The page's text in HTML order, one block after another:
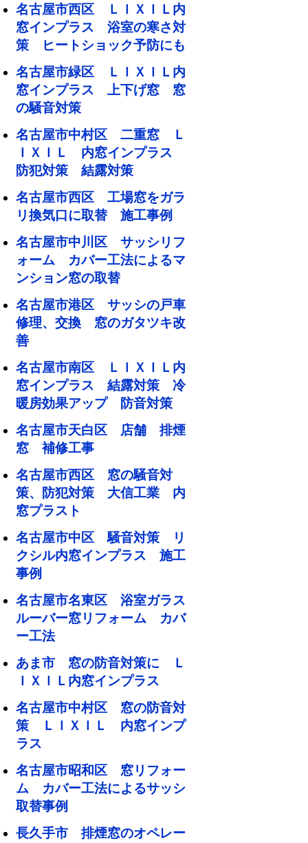
名古屋市西区 ＬＩＸＩＬ内
窓インプラス 浴室の寒さ対
策 ヒートショック予防にも
名古屋市緑区 ＬＩＸＩＬ内
窓インプラス 上下げ窓 窓
の騒音対策
名古屋市中村区 二重窓 Ｌ
ＩＸＩＬ 内窓インプラス
防犯対策 結露対策
名古屋市西区 工場窓をガラ
リ換気口に取替 施工事例
名古屋市中川区 サッシリフ
ォーム カバー工法によるマ
ンション窓の取替
名古屋市港区 サッシの戸車
修理、交換 窓のガタツキ改
善
名古屋市南区 ＬＩＸＩＬ内
窓インプラス 結露対策 冷
暖房効果アップ 防音対策
名古屋市天白区 店舗 排煙
窓 補修工事
名古屋市西区 窓の騒音対
策、防犯対策 大信工業 内
窓プラスト
名古屋市中区 騒音対策 リ
クシル内窓インプラス 施工
事例
名古屋市名東区 浴室ガラス
ルーバー窓リフォーム カバ
ー工法
あま市 窓の防音対策に Ｌ
ＩＸＩＬ内窓インプラス
名古屋市中村区 窓の防音対
策 ＬＩＸＩＬ 内窓インプ
ラス
名古屋市昭和区 窓リフォー
ム カバー工法によるサッシ
取替事例
長久手市 排煙窓のオペレー